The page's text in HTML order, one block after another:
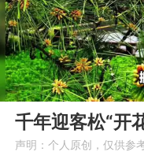
00:00
千年迎客松“开
声明：个人原创，仅供参